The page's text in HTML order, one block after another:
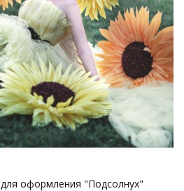
оформления "Подсолнух"